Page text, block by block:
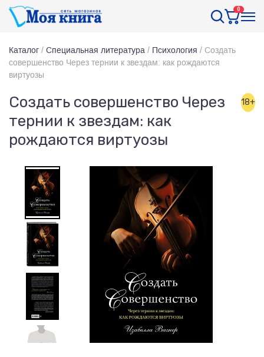
0
Каталог / Специальная литература / Психология / Создать
совершенство Через тернии к звездам: как рождаются
виртуозы
Создать совершенство Через
тернии к звездам: как
рождаются виртуозы
18+